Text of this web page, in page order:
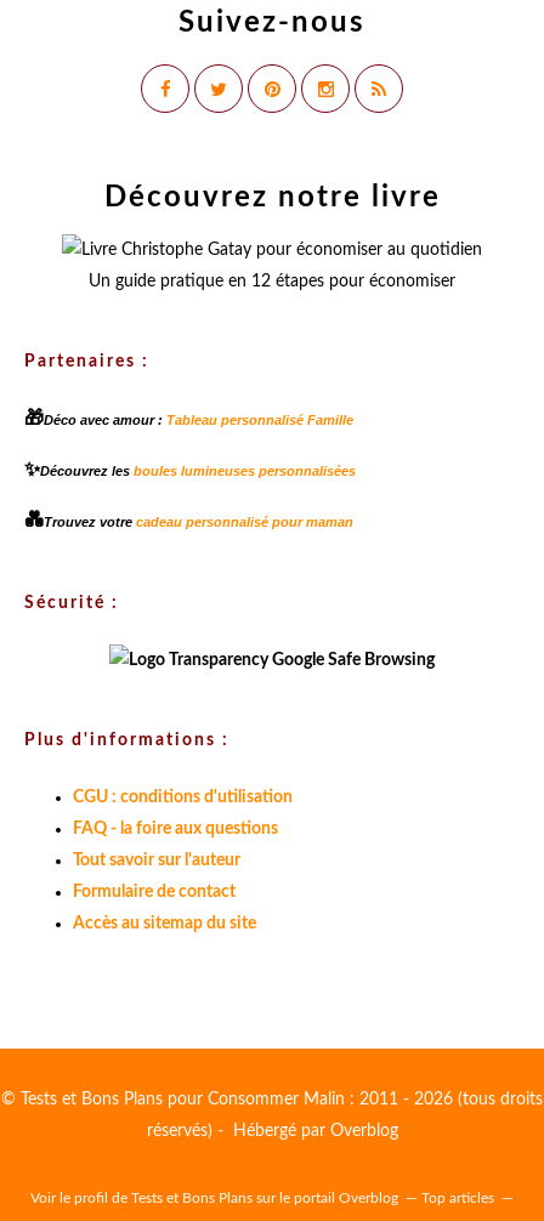
Suivez-nous
Découvrez notre livre
Un guide pratique en 12 étapes pour économiser
Partenaires :
🎁Déco avec amour : Tableau personnalisé Famille
✨Découvrez les boules lumineuses personnalisées
💑Trouvez votre cadeau personnalisé pour maman
Sécurité :
Plus d'informations :
CGU : conditions d'utilisation
FAQ - la foire aux questions
Tout savoir sur l'auteur
Formulaire de contact
Accès au sitemap du site
© Tests et Bons Plans pour Consommer Malin : 2011 - 2026 (tous droits
réservés) - Hébergé par Overblog
Voir le profil de Tests et Bons Plans sur le portail Overblog Top articles